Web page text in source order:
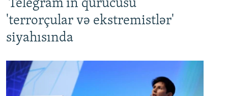
'Telegram'ın qurucusu
'terrorçular və ekstremistlər'
siyahısında